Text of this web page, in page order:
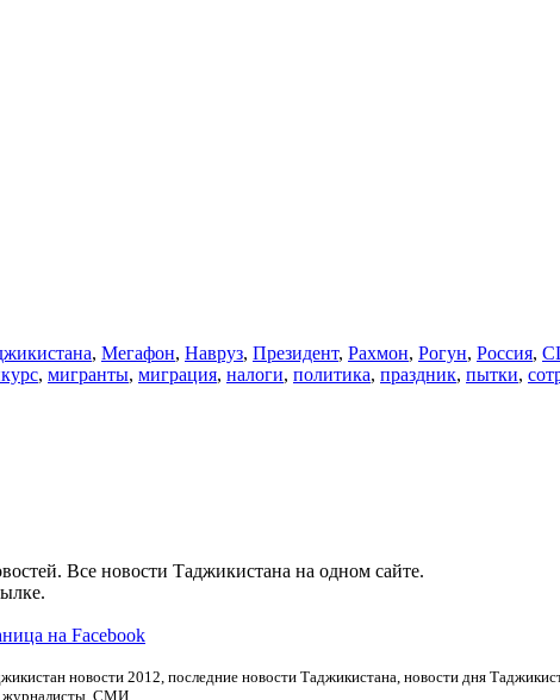
, Мегафон, Навруз, Президент, Рахмон, Рогун, Россия,
, мигранты, миграция, налоги, политика, праздник, пытки,
Все новости Таджикистана на одном сайте.
на Facebook
новости 2012, последние новости Таджикистана, новости дня
журналисты, СМИ